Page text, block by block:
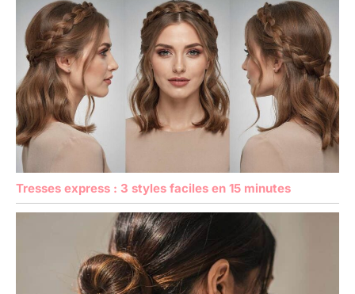
Tresses express : 3 styles faciles en 15 minutes